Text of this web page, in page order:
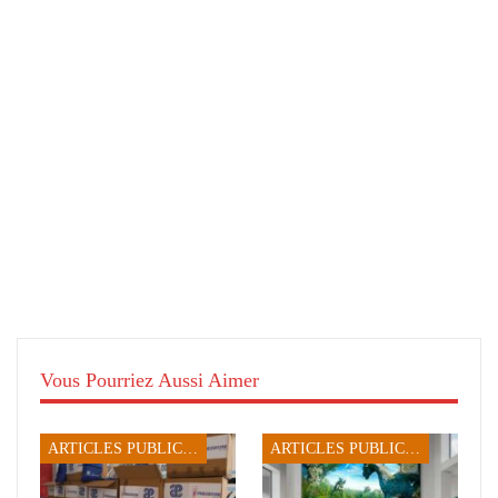
Vous Pourriez Aussi Aimer